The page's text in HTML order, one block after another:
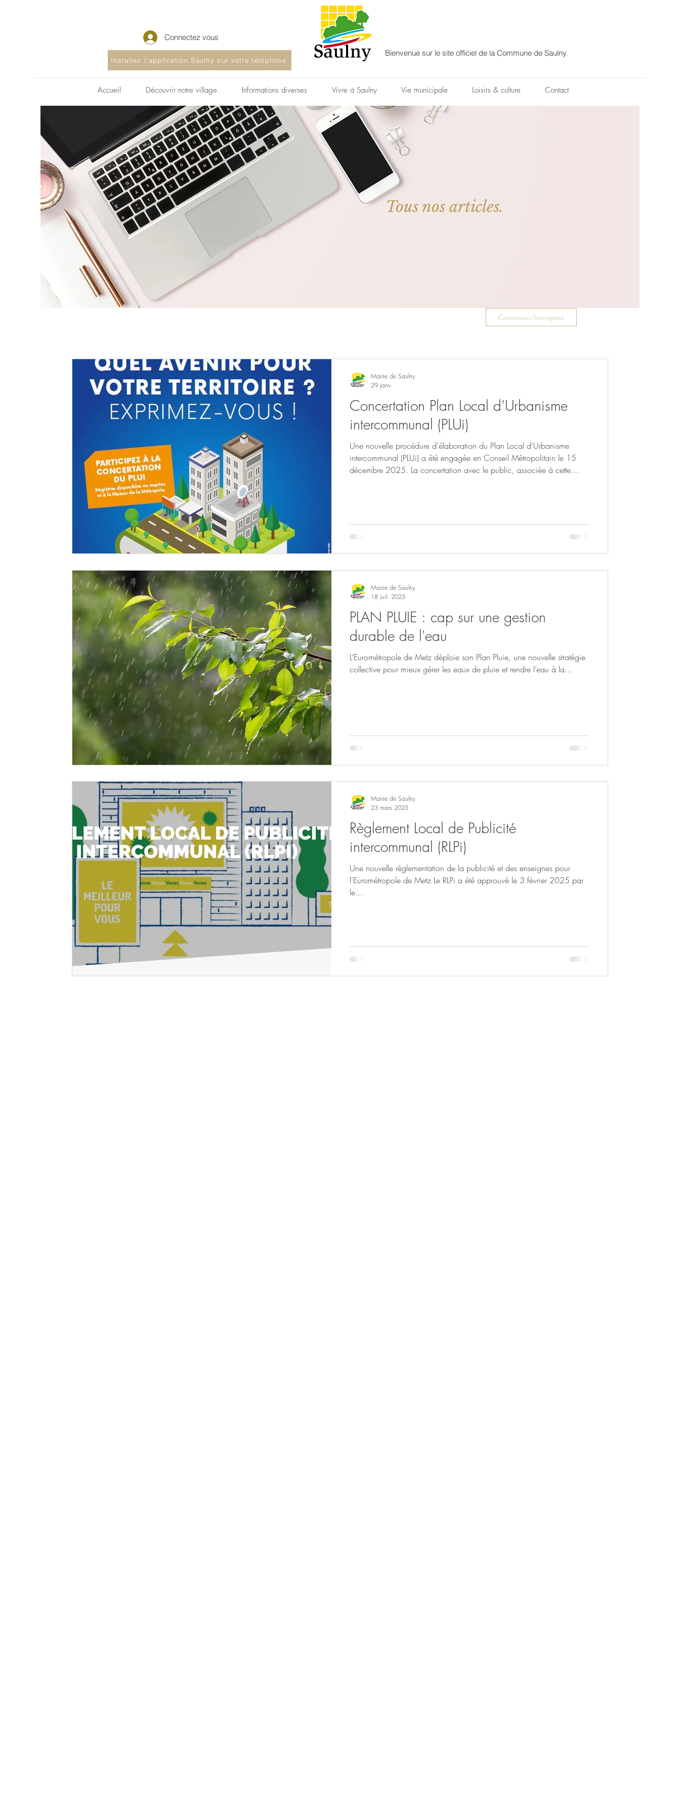
Connectez vous
Installez l'application Saulny sur votre téléphone
Bienvenue sur le site officiel de la Commune de Saulny.
Accueil Découvrir notre village Informations diverses Vivre à Saulny Vie municipale Loisirs & culture Contact
Tous nos articles.
Connexion/Inscription
Concertation Plan Local d’Urbanisme
intercommunal (PLUi)
Une nouvelle procédure d'élaboration du Plan Local d’Urbanisme
intercommunal (PLUi) a été engagée en Conseil Métropolitain le 15
décembre 2025. La concertation avec le public, associée à cette
Mairie de Saulny
29 janv.
PLAN PLUIE : cap sur une gestion
durable de l'eau
L’Eurométropole de Metz déploie son Plan Pluie, une nouvelle stratégie
collective pour mieux gérer les eaux de pluie et rendre l’eau à la...
Mairie de Saulny
18 juil. 2025
Règlement Local de Publicité
intercommunal (RLPi)
Une nouvelle règlementation de la publicité et des enseignes pour
l’Eurométropole de Metz Le RLPi a été approuvé le 3 février 2025 par
le...
Mairie de Saulny
23 mars 2025